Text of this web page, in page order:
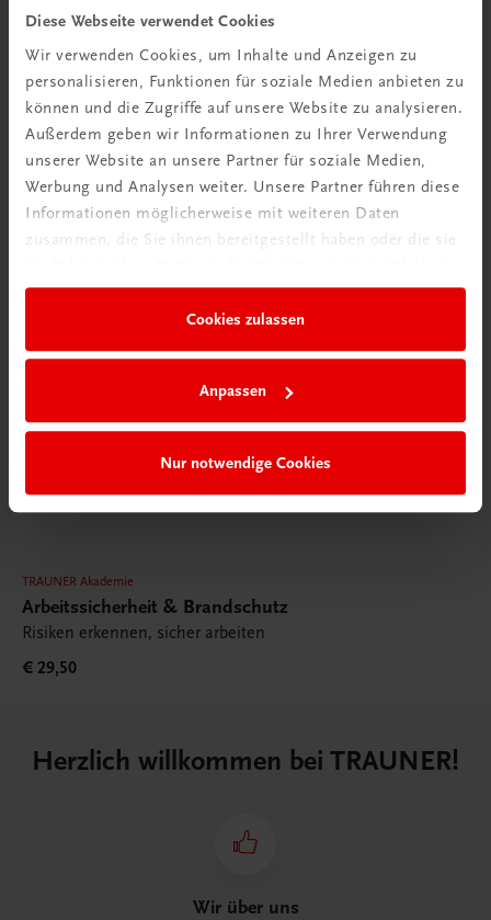
Diese Webseite verwendet Cookies
Wir verwenden Cookies, um Inhalte und Anzeigen zu
personalisieren, Funktionen für soziale Medien anbieten zu
können und die Zugriffe auf unsere Website zu analysieren.
Außerdem geben wir Informationen zu Ihrer Verwendung
unserer Website an unsere Partner für soziale Medien,
Werbung und Analysen weiter. Unsere Partner führen diese
Informationen möglicherweise mit weiteren Daten
zusammen, die Sie ihnen bereitgestellt haben oder die sie
Cookies zulassen
Anpassen
Nur notwendige Cookies
Hygiene Basics
Hygiene leicht gemacht – sicher, sauber, professionell
TRAUNER Akademie
Arbeitssicherheit & Brandschutz
Risiken erkennen, sicher arbeiten
€ 29,50
Herzlich willkommen bei TRAUNER!
Wir über uns